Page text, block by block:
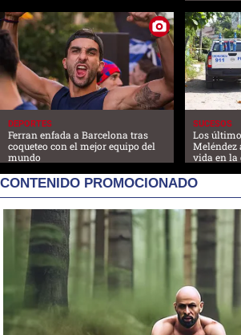
DEPORTES
Ferran enfada a Barcelona tras
coqueteo con el mejor equipo del
mundo
SUCESOS
Los
Meléndez
vida en la
CONTENIDO PROMOCIONADO